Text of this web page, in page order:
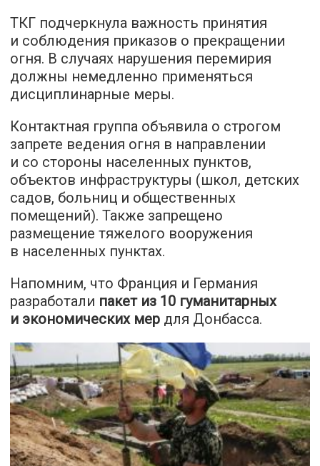
ТКГ подчеркнула важность принятия
и соблюдения приказов о прекращении
огня. В случаях нарушения перемирия
должны немедленно применяться
дисциплинарные меры.
Контактная группа объявила о строгом
запрете ведения огня в направлении
и со стороны населенных пунктов,
объектов инфраструктуры (школ, детских
садов, больниц и общественных
помещений). Также запрещено
размещение тяжелого вооружения
в населенных пунктах.
Напомним, что Франция и Германия
разработали пакет из 10 гуманитарных
и экономических мер для Донбасса.